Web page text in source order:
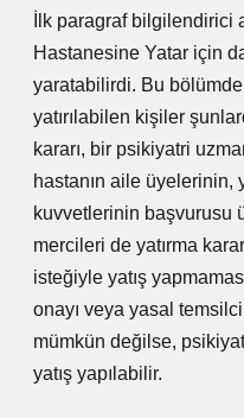
İlk paragraf bilgilendirici
Hastanesine Yatar için
yaratabilirdi. Bu bölümde
yatırılabilen kişiler
kararı, bir psikiyatri
hastanın aile üyelerinin,
kuvvetlerinin başvurusu
mercileri de yatırma
isteğiyle yatış
onayı veya yasal
mümkün değilse,
yatış yapılabilir.